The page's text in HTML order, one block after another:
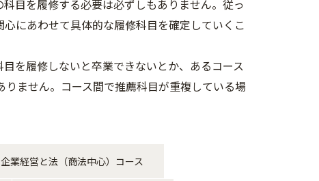
目を履修する必要は必ずしもありません。従っ
にあわせて具体的な履修科目を確定していくこ
を履修しないと卒業できないとか、あるコース
ません。コース間で推薦科目が重複している場
業経営と法（商法中心）コース